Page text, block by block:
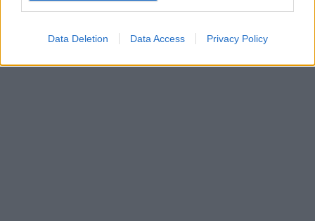
Data Deletion Data Access Privacy Policy